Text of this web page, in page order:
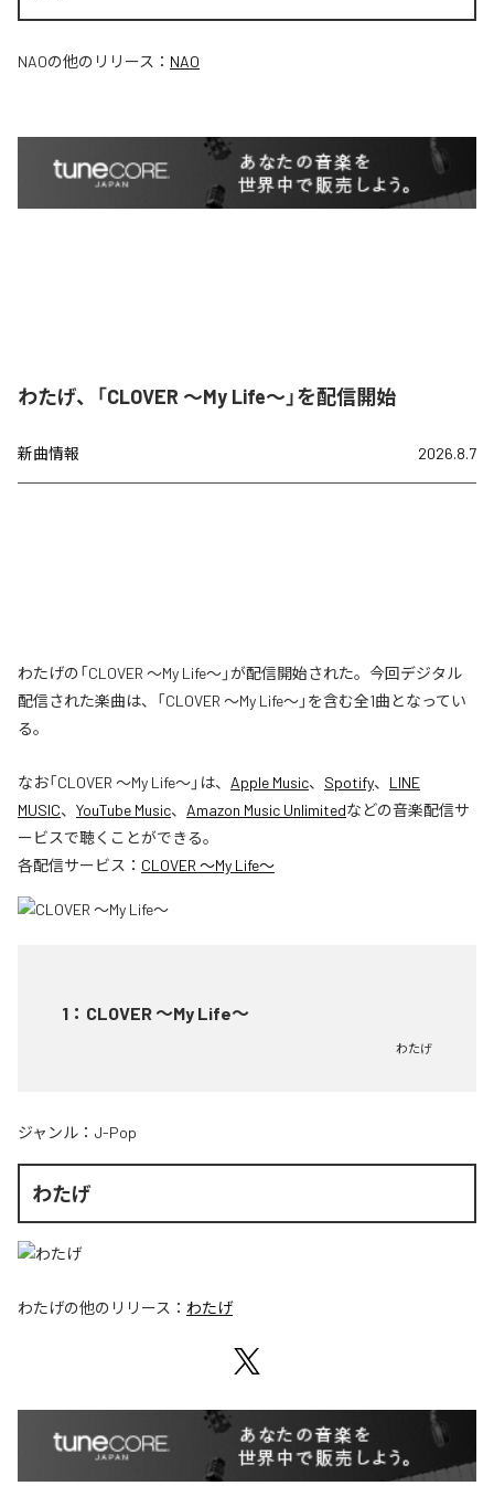
NAOの他のリリース： NAO
わたげ、「CLOVER ～My Life～」を配信開始
新曲情報 2026.8.7
わたげの「CLOVER ～My Life～」が配信開始された。今回デジタル
配信された楽曲は、「CLOVER ～My Life～」を含む全1曲となってい
る。
なお「CLOVER ～My Life～」は、 Apple Music、 Spotify、 LINE
MUSIC、 YouTube Music、 Amazon Music Unlimitedなどの音楽配信サ
ービスで聴くことができる。
各配信サービス： CLOVER ～My Life～
1 ： CLOVER ～My Life～
わたげ
ジャンル： J-Pop
わたげ
わたげの他のリリース： わたげ